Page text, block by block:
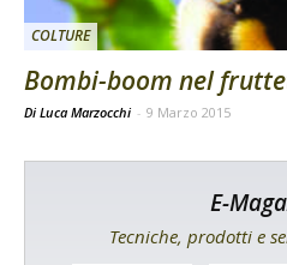
COLTURE
Bombi-boom nel
Di Luca Marzocchi - 9 Marzo 2015
E-
Tecniche, prodotti e